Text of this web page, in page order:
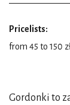
Pricelists:
from 45 to 150
Gordonki to